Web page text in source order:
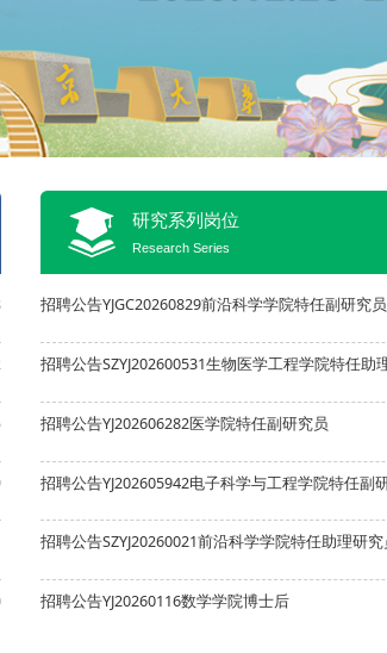
研究系列岗位
Research Series
招聘公告YJGC20260829前沿科学学院特任副研究员
招聘公告YJ202606282医学院特任副研究员
招聘公告YJ202605942电子科学与工程学院特任副
招聘公告SZYJ20260021前沿科学学院特任助理研
招聘公告YJ20260116数学学院博士后